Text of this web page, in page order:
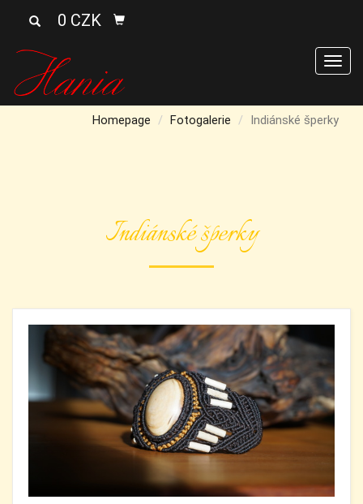
0 CZK
Homepage Fotogalerie Indiánské šperky
Indiánské šperky